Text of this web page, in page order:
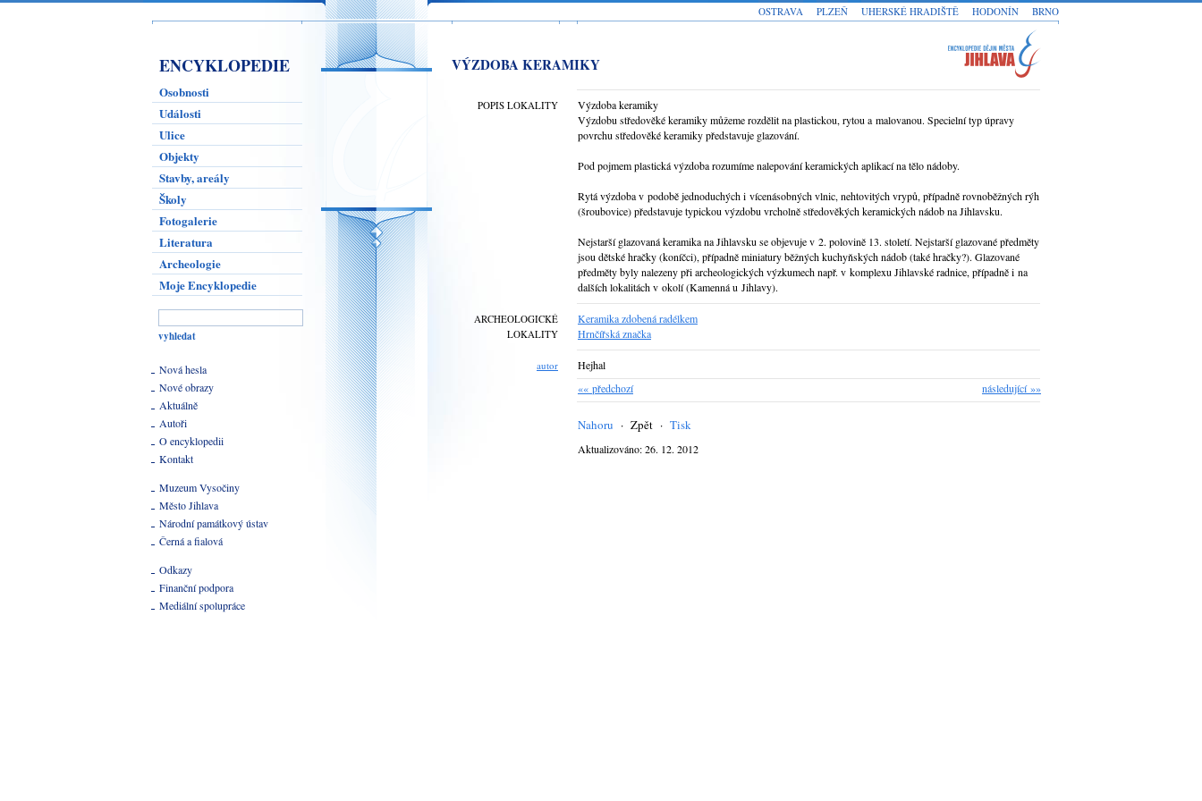
ENCYKLOPEDIE
Osobnosti
Události
Ulice
Objekty
Stavby, areály
Školy
Fotogalerie
Literatura
Archeologie
Moje Encyklopedie
Nová hesla
Nové obrazy
Aktuálně
Autoři
O encyklopedii
Kontakt
Muzeum Vysočiny
Město Jihlava
Národní památkový ústav
Černá a fialová
Odkazy
Finanční podpora
Mediální spolupráce
VÝZDOBA KERAMIKY
POPIS LOKALITY
Výzdoba keramiky
Výzdobu středověké keramiky můžeme rozdělit na plastickou, rytou a malovanou. Specielní typ úpravy
povrchu středověké keramiky představuje glazování.
Pod pojmem plastická výzdoba rozumíme nalepování keramických aplikací na tělo nádoby.
Rytá výzdoba v podobě jednoduchých i vícenásobných vlnic, nehtovitých vrypů, případně rovnoběžných rýh
(šroubovice) představuje typickou výzdobu vrcholně středověkých keramických nádob na Jihlavsku.
Nejstarší glazovaná keramika na Jihlavsku se objevuje v 2. polovině 13. století. Nejstarší glazované předměty
jsou dětské hračky (koníčci), případně miniatury běžných kuchyňských nádob (také hračky?). Glazované
předměty byly nalezeny při archeologických výzkumech např. v komplexu Jihlavské radnice, případně i na
dalších lokalitách v okolí (Kamenná u Jihlavy).
ARCHEOLOGICKÉ
LOKALITY
Keramika zdobená radélkem
Hrnčířská značka
autor
Hejhal
následující »»
«« předchozí
Nahoru · Zpět · Tisk
Aktualizováno: 26. 12. 2012
BRNO
HODONÍN
UHERSKÉ HRADIŠTĚ
PLZEŇ
OSTRAVA